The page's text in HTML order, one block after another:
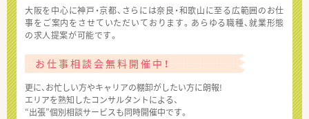
大阪を中心に神戸・京都、さらには奈良・和歌山に至る広範囲のお仕
事をご案内をさせていただいております。あらゆる職種、就業形態
の求人提案が可能です。
お仕事相談会無料開催中！
更に、お忙しい方やキャリアの棚卸がしたい方に朗報!
エリアを熟知したコンサルタントによる、
“出張”個別相談サービスも同時開催中です。